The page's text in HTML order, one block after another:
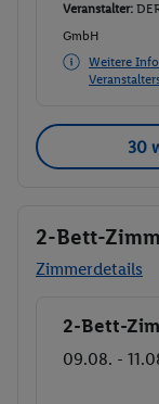
Veranstalter:
GmbH
Weitere
30
2-Bett-
Zimmerdetails
Buchen
2-Bett-
09.08. -